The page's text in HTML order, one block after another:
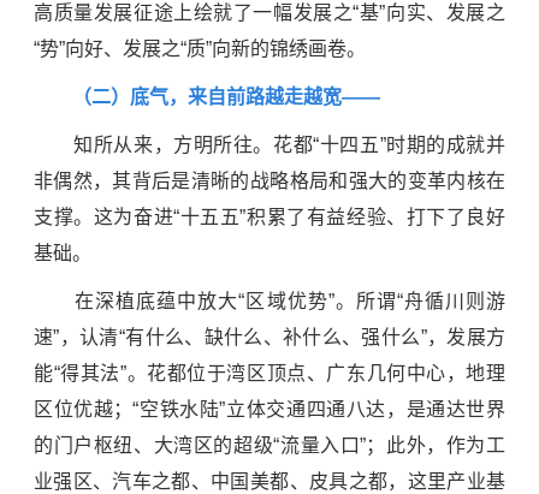
高质量发展征途上绘就了一幅发展之“基”向实、发展之
“势”向好、发展之“质”向新的锦绣画卷。
（二）底气，来自前路越走越宽——
知所从来，方明所往。花都“十四五”时期的成就并
非偶然，其背后是清晰的战略格局和强大的变革内核在
支撑。这为奋进“十五五”积累了有益经验、打下了良好
基础。
在深植底蕴中放大“区域优势”。所谓“舟循川则游
速”，认清“有什么、缺什么、补什么、强什么”，发展方
能“得其法”。花都位于湾区顶点、广东几何中心，地理
区位优越；“空铁水陆”立体交通四通八达，是通达世界
的门户枢纽、大湾区的超级“流量入口”；此外，作为工
业强区、汽车之都、中国美都、皮具之都，这里产业基